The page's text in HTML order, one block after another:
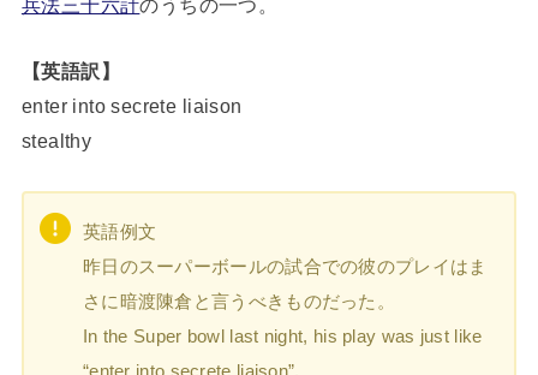
兵法三十六計のうちの一つ。
【英語訳】
enter into secrete liaison
stealthy
英語例文
昨日のスーパーボールの試合での彼のプレイはま
さに暗渡陳倉と言うべきものだった。
In the Super bowl last night, his play was just like
“enter into secrete liaison”.